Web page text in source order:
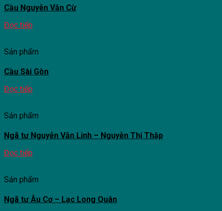
Cầu Nguyễn Văn Cừ
Đọc tiếp
Sản phẩm
Cầu Sài Gòn
Đọc tiếp
Sản phẩm
Ngã tư Nguyễn Văn Linh – Nguyễn Thị Thập
Đọc tiếp
Sản phẩm
Ngã tư Âu Cơ – Lạc Long Quân